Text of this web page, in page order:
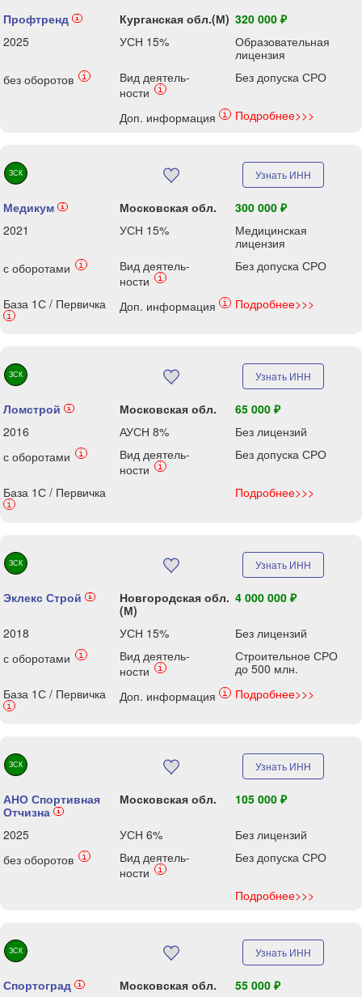
Профтренд i Курганская обл.(М) 320 000 ₽
2025
УСН 15%
Образовательная
лицензия
без оборотов
i
Вид деятель-
ности
i
Без допуска СРО
Доп. информация i Подробнее>>>
ЗСК Узнать ИНН
Медикум i Московская обл.
300 000 ₽
2021
УСН 15%
Медицинская
лицензия
с оборотами
i
Вид деятель-
ности
i
Без допуска СРО
База 1С / Первичка
i
Доп. информация i Подробнее>>>
ЗСК Узнать ИНН
Ломстрой i Московская обл.
65 000 ₽
2016
АУСН 8%
Без лицензий
с оборотами
i
Вид деятель-
ности
i
Без допуска СРО
База 1С / Первичка
i
Подробнее>>>
ЗСК Узнать ИНН
Эклекс Строй i
Новгородская обл.
(М)
4 000 000 ₽
2018 УСН 15%
Без лицензий
с оборотами
i
Вид деятель-
ности
i
Строительное СРО
до 500 млн.
База 1С / Первичка
i
Доп. информация i Подробнее>>>
ЗСК Узнать ИНН
АНО Спортивная
Отчизна i
Московская обл. 105 000 ₽
2025 УСН 6%
Без лицензий
без оборотов
i
Вид деятель-
ности
i
Без допуска СРО
Подробнее>>>
ЗСК Узнать ИНН
Спортоград i Московская обл.
55 000 ₽